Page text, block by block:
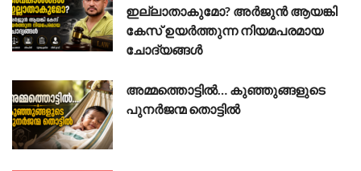
ഇല്ലാതാകുമോ? അർജുൻ ആയങ്കി
കേസ് ഉയർത്തുന്ന നിയമപരമായ
ചോദ്യങ്ങൾ
അമ്മത്തൊട്ടിൽ… കുഞ്ഞുങ്ങളുടെ
പുനർജന്മ തൊട്ടിൽ